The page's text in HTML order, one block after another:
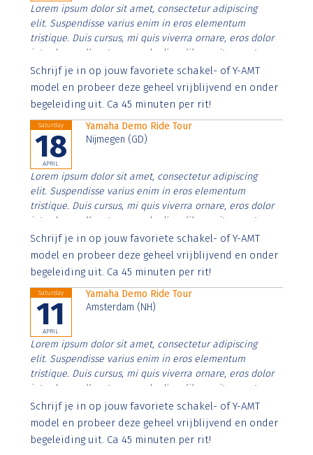
Lorem ipsum dolor sit amet, consectetur adipiscing
elit. Suspendisse varius enim in eros elementum
tristique. Duis cursus, mi quis viverra ornare, eros dolor
interdum nulla, ut commodo diam libero vitae erat.
Aenean faucibus nibh et justo cursus id rutrum lorem
imperdiet. Nunc ut sem vitae risus tristique posuere.
Schrijf je in op jouw favoriete schakel- of Y-AMT
model en probeer deze geheel vrijblijvend en onder
begeleiding uit. Ca 45 minuten per rit!
Saturday
18
APRIL
Yamaha Demo Ride Tour
Nijmegen (GD)
Lorem ipsum dolor sit amet, consectetur adipiscing
elit. Suspendisse varius enim in eros elementum
tristique. Duis cursus, mi quis viverra ornare, eros dolor
interdum nulla, ut commodo diam libero vitae erat.
Aenean faucibus nibh et justo cursus id rutrum lorem
imperdiet. Nunc ut sem vitae risus tristique posuere.
Schrijf je in op jouw favoriete schakel- of Y-AMT
model en probeer deze geheel vrijblijvend en onder
begeleiding uit. Ca 45 minuten per rit!
Saturday
11
APRIL
Yamaha Demo Ride Tour
Amsterdam (NH)
Lorem ipsum dolor sit amet, consectetur adipiscing
elit. Suspendisse varius enim in eros elementum
tristique. Duis cursus, mi quis viverra ornare, eros dolor
interdum nulla, ut commodo diam libero vitae erat.
Aenean faucibus nibh et justo cursus id rutrum lorem
imperdiet. Nunc ut sem vitae risus tristique posuere.
Schrijf je in op jouw favoriete schakel- of Y-AMT
model en probeer deze geheel vrijblijvend en onder
begeleiding uit. Ca 45 minuten per rit!